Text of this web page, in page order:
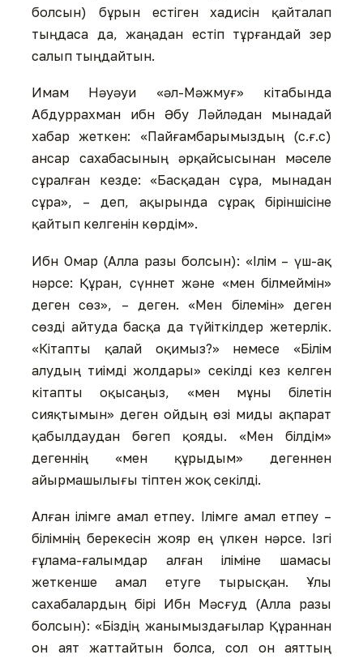
болсын) бұрын естіген хадисін қайталап
тыңдаса да, жаңадан естіп тұрғандай зер
салып тыңдайтын.
Имам Нәуәуи «әл-Мәжмуғ» кітабында
Абдуррахман ибн Әбу Ләйләдан мынадай
хабар жеткен: «Пайғамбарымыздың (с.ғ.с)
ансар сахабасының әрқайсысынан мәселе
сұралған кезде: «Басқадан сұра, мынадан
сұра», – деп, ақырында сұрақ біріншісіне
қайтып келгенін көрдім».
Ибн Омар (Алла разы болсын): «Ілім – үш-ақ
нәрсе: Құран, сүннет және «мен білмеймін»
деген сөз», – деген. «Мен білемін» деген
сөзді айтуда басқа да түйіткілдер жетерлік.
«Кітапты қалай оқимыз?» немесе «Білім
алудың тиімді жолдары» секілді кез келген
кітапты оқысаңыз, «мен мұны білетін
сияқтымын» деген ойдың өзі миды ақпарат
қабылдаудан бөгеп қояды. «Мен білдім»
дегеннің «мен құрыдым» дегеннен
айырмашылығы тіптен жоқ секілді.
Алған ілімге амал етпеу. Ілімге амал етпеу –
білімнің берекесін жояр ең үлкен нәрсе. Ізгі
ғұлама-ғалымдар алған іліміне шамасы
жеткенше амал етуге тырысқан. Ұлы
сахабалардың бірі Ибн Мәсғуд (Алла разы
болсын): «Біздің жанымыздағылар Құраннан
он аят жаттайтын болса, сол он аяттың